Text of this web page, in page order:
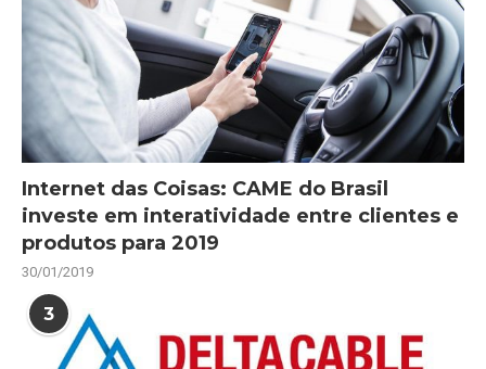
Internet das Coisas: CAME do Brasil
investe em interatividade entre clientes e
produtos para 2019
30/01/2019
3